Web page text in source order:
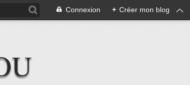
Connexion + Créer mon blog